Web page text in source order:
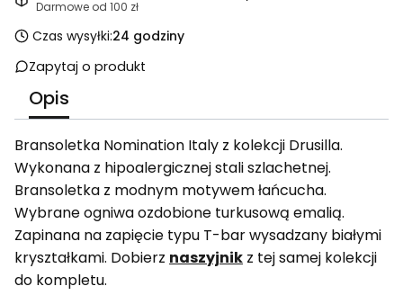
Darmowe od 100 zł
Czas wysyłki:24 godziny
Zapytaj o produkt
Opis
Bransoletka Nomination Italy z kolekcji Drusilla.
Wykonana z hipoalergicznej stali szlachetnej.
Bransoletka z modnym motywem łańcucha.
Wybrane ogniwa ozdobione turkusową emalią.
Zapinana na zapięcie typu T-bar wysadzany białymi
kryształkami. Dobierz naszyjnik z tej samej kolekcji
do kompletu.